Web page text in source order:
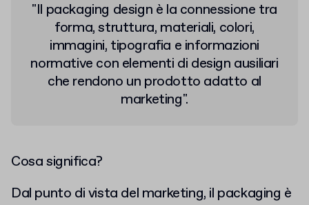
"Il packaging design è la connessione tra
forma, struttura, materiali, colori,
immagini, tipografia e informazioni
normative con elementi di design ausiliari
che rendono un prodotto adatto al
marketing".
Cosa significa?
Dal punto di vista del marketing, il packaging è